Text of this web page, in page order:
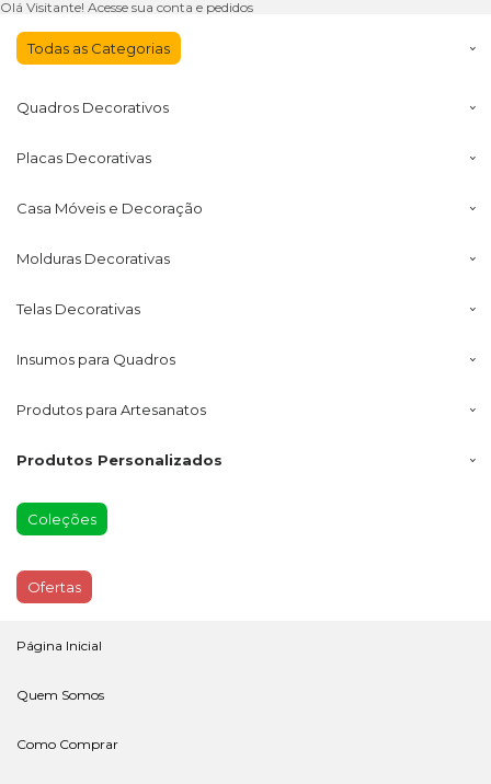
Olá Visitante! Acesse sua conta e pedidos
Todas as Categorias
Quadros Decorativos
Placas Decorativas
Casa Móveis e Decoração
Molduras Decorativas
Telas Decorativas
Insumos para Quadros
Produtos para Artesanatos
Produtos Personalizados
Coleções
Ofertas
Página Inicial
Quem Somos
Como Comprar